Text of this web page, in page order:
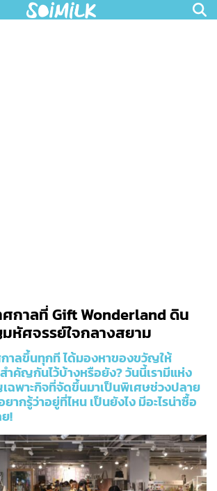
กาลที่ Gift Wonderland ดิน
หัศจรรย์ใจกลางสยาม
กาลขึ้นทุกที ได้มองหาของขวัญให้
ำคัญกันไว้บ้างหรือยัง? วันนี้เรามีแห่ง
พาะกิจที่จัดขึ้นมาเป็นพิเศษช่วงปลาย
ากรู้ว่าอยู่ที่ไหน เป็นยังไง มีอะไรน่าซื้อ
!